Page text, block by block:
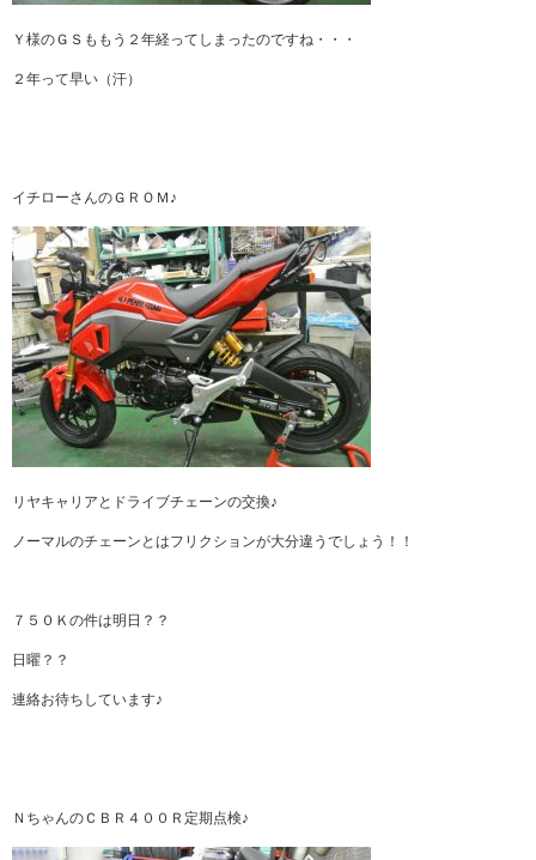
Ｙ様のＧＳももう２年経ってしまったのですね・・・
２年って早い（汗）
イチローさんのＧＲＯＭ♪
リヤキャリアとドライブチェーンの交換♪
ノーマルのチェーンとはフリクションが大分違うでしょう！！
７５０Ｋの件は明日？？
日曜？？
連絡お待ちしています♪
ＮちゃんのＣＢＲ４００Ｒ定期点検♪